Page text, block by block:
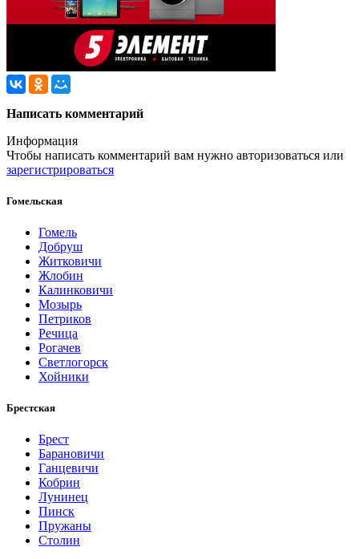
Написать комментарий
Информация
Чтобы написать комментарий вам нужно авторизоваться или
зарегистрироваться
Гомельская
Гомель
Добруш
Житковичи
Жлобин
Калинковичи
Мозырь
Петриков
Речица
Рогачев
Светлогорск
Хойники
Брестская
Брест
Барановичи
Ганцевичи
Кобрин
Лунинец
Пинск
Пружаны
Столин